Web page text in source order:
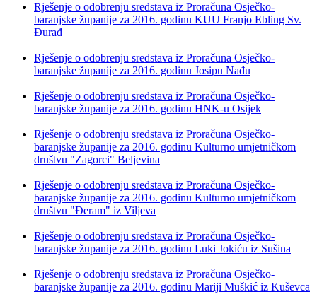
Rješenje o odobrenju sredstava iz Proračuna Osječko-
baranjske županije za 2016. godinu KUU Franjo Ebling Sv.
Đurađ
Rješenje o odobrenju sredstava iz Proračuna Osječko-
baranjske županije za 2016. godinu Josipu Nađu
Rješenje o odobrenju sredstava iz Proračuna Osječko-
baranjske županije za 2016. godinu HNK-u Osijek
Rješenje o odobrenju sredstava iz Proračuna Osječko-
baranjske županije za 2016. godinu Kulturno umjetničkom
društvu "Zagorci" Beljevina
Rješenje o odobrenju sredstava iz Proračuna Osječko-
baranjske županije za 2016. godinu Kulturno umjetničkom
društvu "Đeram" iz Viljeva
Rješenje o odobrenju sredstava iz Proračuna Osječko-
baranjske županije za 2016. godinu Luki Jokiću iz Sušina
Rješenje o odobrenju sredstava iz Proračuna Osječko-
baranjske županije za 2016. godinu Mariji Muškić iz Kuševca